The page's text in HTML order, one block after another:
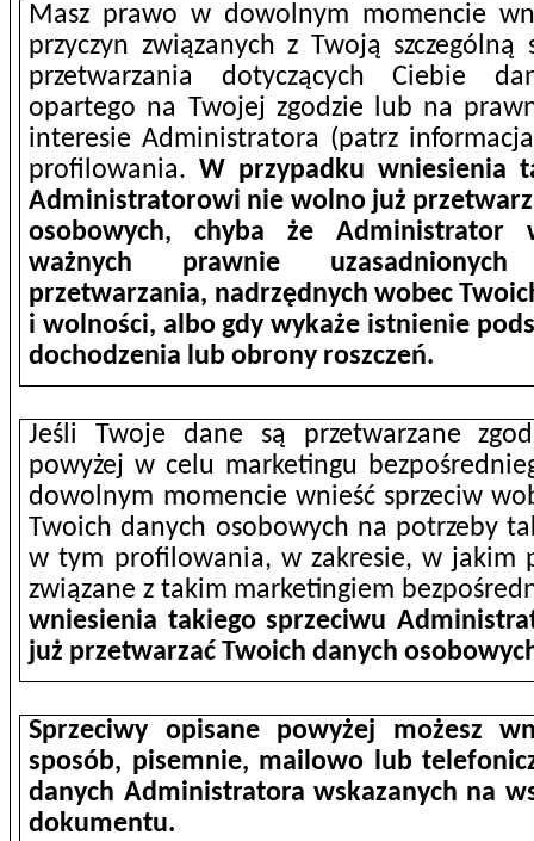
Masz prawo w dowolnym momencie
przyczyn związanych z Twoją
przetwarzania dotyczących Ciebie
opartego na Twojej zgodzie lub na
interesie Administratora (patrz
profilowania.W przypadku wniesienia
Administratorowi nie wolno już
osobowych, chyba że Administrator
ważnych prawnie
przetwarzania, nadrzędnych wobec
i wolności, albo gdy wykaże istnienie
dochodzenia lub obrony roszczeń.
Jeśli Twoje dane są przetwarzane
powyżej w celu marketingu
dowolnym momencie wnieść sprzeciw
Twoich danych osobowych na potrzeby
w tym profilowania, w zakresie, w jakim
związane z takim marketingiem
wniesienia takiego sprzeciwu
już przetwarzać Twoich danych
Sprzeciwy opisane powyżej możesz
sposób, pisemnie, mailowo lub
danych Administratora wskazanych na
dokumentu.